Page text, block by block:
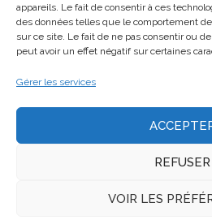
appareils. Le fait de consentir à ces
des données telles que le comportement
sur ce site. Le fait de ne pas consentir ou
peut avoir un effet négatif sur certaines
Gérer les services
REFUSER
VOIR LES
Frouzins L'Isle-Jourdain
Copyright © 2026 ADM 31,
rights reserved. SITE EN